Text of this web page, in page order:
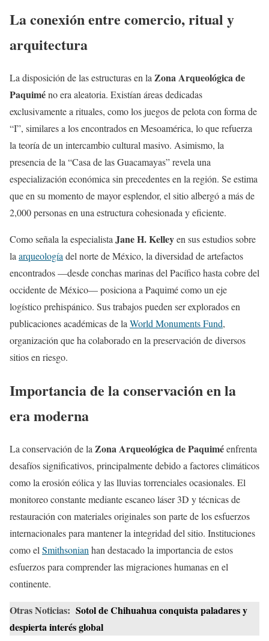
La conexión entre comercio, ritual y
arquitectura
La disposición de las estructuras en la Zona Arqueológica de
Paquiméno era aleatoria. Existían áreas dedicadas
exclusivamente a rituales, como los juegos de pelota con forma de
“I”, similares a los encontrados en Mesoamérica, lo que refuerza
la teoría de un intercambio cultural masivo. Asimismo, la
presencia de la “Casa de las Guacamayas” revela una
especialización económica sin precedentes en la región. Se estima
que en su momento de mayor esplendor, el sitio albergó a más de
2,000 personas en una estructura cohesionada y eficiente.
Como señala la especialista Jane H. Kelleyen sus estudios sobre
la arqueología del norte de México, la diversidad de artefactos
encontrados —desde conchas marinas del Pacífico hasta cobre del
occidente de México— posiciona a Paquimé como un eje
logístico prehispánico. Sus trabajos pueden ser explorados en
publicaciones académicas de la World Monuments Fund,
organización que ha colaborado en la preservación de diversos
sitios en riesgo.
Importancia de la conservación en la
era moderna
La conservación de la Zona Arqueológica de Paquiméenfrenta
desafíos significativos, principalmente debido a factores climáticos
como la erosión eólica y las lluvias torrenciales ocasionales. El
monitoreo constante mediante escaneo láser 3D y técnicas de
restauración con materiales originales son parte de los esfuerzos
internacionales para mantener la integridad del sitio. Instituciones
como el Smithsonian han destacado la importancia de estos
esfuerzos para comprender las migraciones humanas en el
continente.
Otras Noticias: Sotol de Chihuahua conquista paladares y
despierta interés global